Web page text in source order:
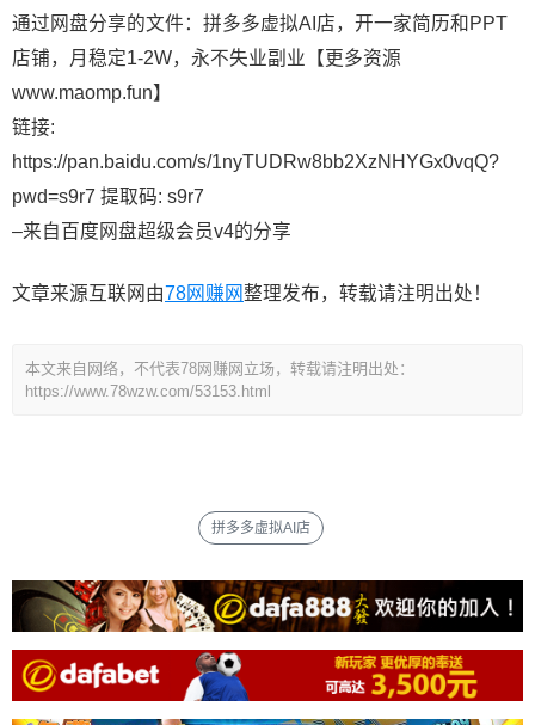
通过网盘分享的文件：拼多多虚拟AI店，开一家简历和PPT
店铺，月稳定1-2W，永不失业副业【更多资源
www.maomp.fun】
链接:
https://pan.baidu.com/s/1nyTUDRw8bb2XzNHYGx0vqQ?
pwd=s9r7 提取码: s9r7
–来自百度网盘超级会员v4的分享
文章来源互联网由78网赚网整理发布，转载请注明出处！
本文来自网络，不代表78网赚网立场，转载请注明出处：
https://www.78wzw.com/53153.html
拼多多虚拟AI店